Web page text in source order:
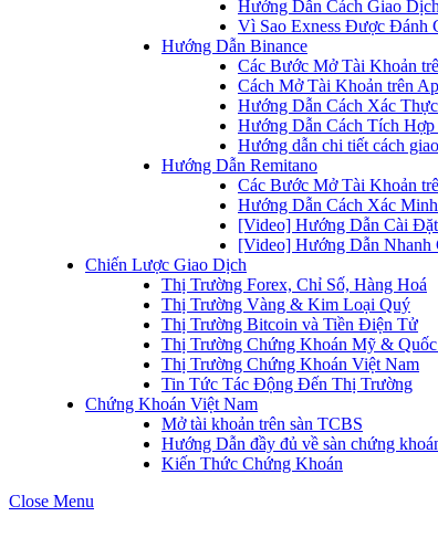
Hướng Dẫn Cách Giao
Vì Sao Exness Được Đánh
Hướng Dẫn Binance
Các Bước Mở Tài Khoản
Cách Mở Tài Khoản trên
Hướng Dẫn Cách Xác
Hướng Dẫn Cách Tích
Hướng dẫn chi tiết cách
Hướng Dẫn Remitano
Các Bước Mở Tài Khoản
Hướng Dẫn Cách Xác
[Video] Hướng Dẫn Cài
[Video] Hướng Dẫn
Chiến Lược Giao Dịch
Thị Trường Forex, Chỉ Số, Hàng Hoá
Thị Trường Vàng & Kim Loại Quý
Thị Trường Bitcoin và Tiền Điện Tử
Thị Trường Chứng Khoán Mỹ &
Thị Trường Chứng Khoán Việt Nam
Tin Tức Tác Động Đến Thị Trường
Chứng Khoán Việt Nam
Mở tài khoản trên sàn TCBS
Hướng Dẫn đầy đủ về sàn chứng
Kiến Thức Chứng Khoán
Close Menu